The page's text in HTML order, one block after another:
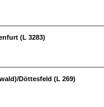
(L 3283)
Döttesfeld (L 269)